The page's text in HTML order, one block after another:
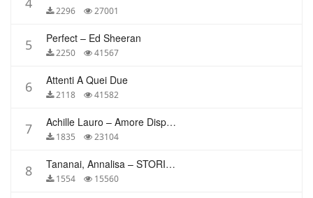
2296 27001
5 Perfect – Ed Sheeran
2250 41567
6 Attenti A Quei Due
2118 41582
7 Achille Lauro – Amore Disperato
1835 23104
8 Tananai, Annalisa – STORIE BREVI
1554 15560